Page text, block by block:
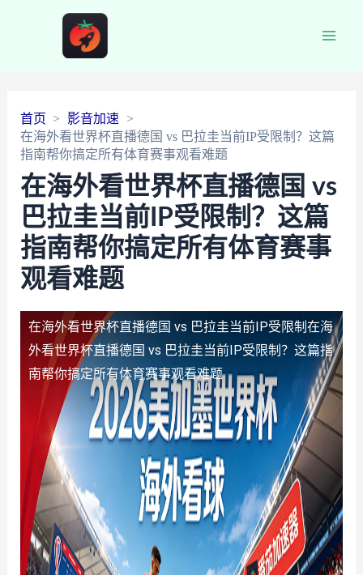
首页
影音加速
在海外看世界杯直播德国 vs 巴拉圭当前IP受限制？这篇
指南帮你搞定所有体育赛事观看难题
在海外看世界杯直播德国 vs
巴拉圭当前IP受限制？这篇
指南帮你搞定所有体育赛事
观看难题
在海外看世界杯直播德国 vs 巴拉圭当前IP受限制 在海
外看世界杯直播德国 vs 巴拉圭当前IP受限制？这篇指
南帮你搞定所有体育赛事观看难题